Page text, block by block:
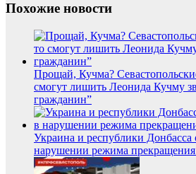
Похожие новости
Прощай, Кучма?
смогут лишить Леонида Кучму
гражданин”
Украина и республики Донбасса
нарушении режима прекращения